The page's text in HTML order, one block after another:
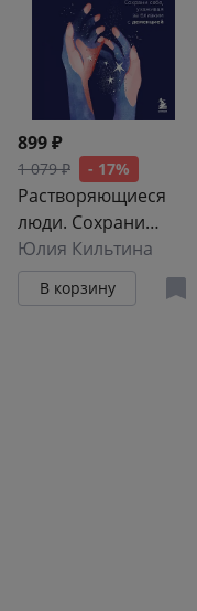
899 ₽
1 079 ₽ - 17%
Растворяющиеся
люди. Сохрани
себя, ухаживая за
близким с
деменцией
Юлия Кильтина
В корзину